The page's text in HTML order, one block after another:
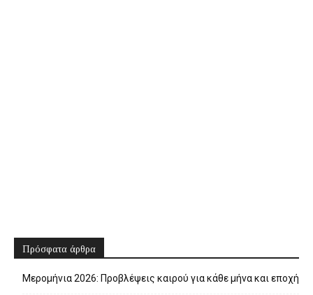
Πρόσφατα άρθρα
Μερομήνια 2026: Προβλέψεις καιρού για κάθε μήνα και εποχή